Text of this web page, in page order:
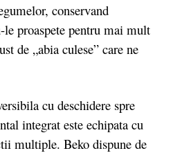
conservand
proaspete pentru mai mult
de „abia culese” care ne
cu deschidere spre
integrat este echipata cu
multiple. Beko dispune de